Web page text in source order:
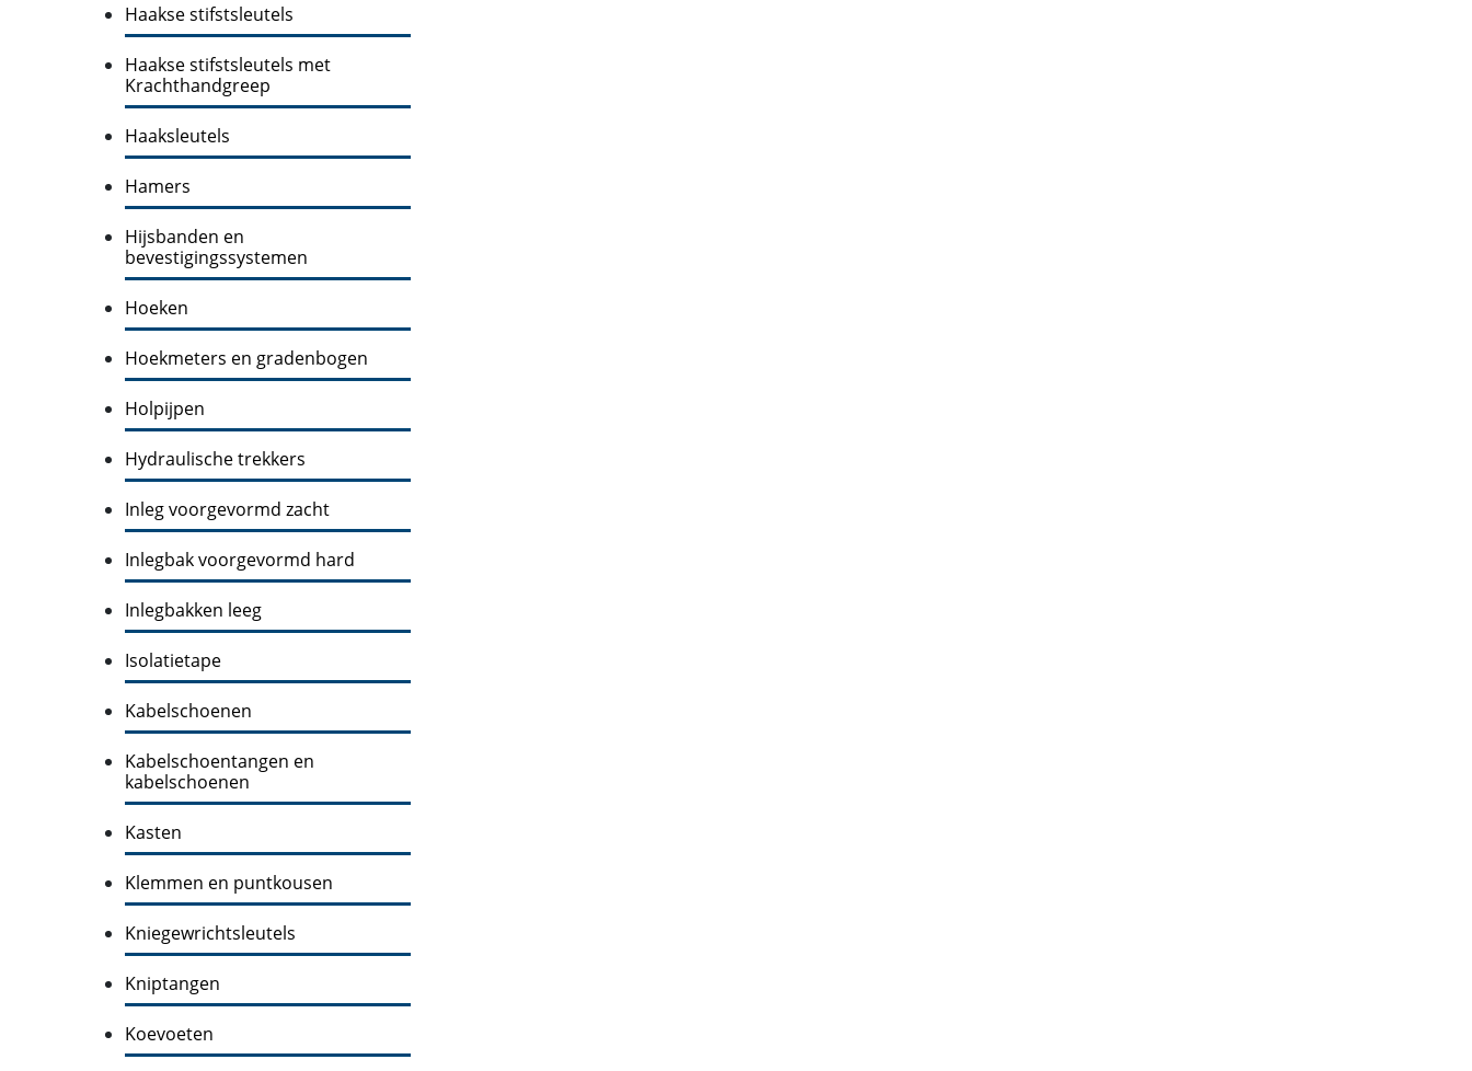
Haakse stifstsleutels
Haakse stifstsleutels met
Krachthandgreep
Haaksleutels
Hamers
Hijsbanden en
bevestigingssystemen
Hoeken
Hoekmeters en gradenbogen
Holpijpen
Hydraulische trekkers
Inleg voorgevormd zacht
Inlegbak voorgevormd hard
Inlegbakken leeg
Isolatietape
Kabelschoenen
Kabelschoentangen en
kabelschoenen
Kasten
Klemmen en puntkousen
Kniegewrichtsleutels
Kniptangen
Koevoeten